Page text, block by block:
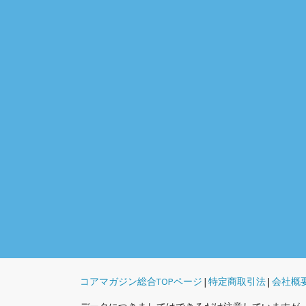
コアマガジン総合TOPページ | 特定商取引法| 会社概